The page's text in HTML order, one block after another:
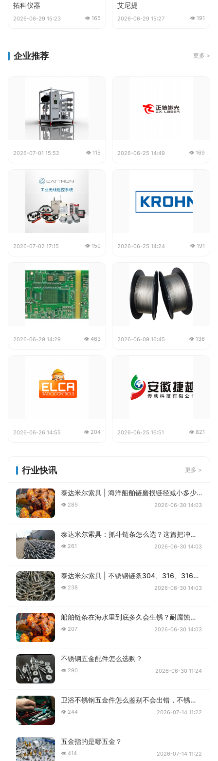
拓科仪器
2026-06-29 15:23 👁 165
艾尼提
2026-06-29 15:27 👁 191
企业推荐 更多 >
2026-07-01 15:52 👁 115 2026-06-25 14:49 👁 169
2026-07-02 17:15 👁 150 2026-06-25 14:24 👁 191
2026-06-29 14:29 👁 463 2026-06-09 16:45 👁 136
2026-06-26 14:55 👁 204 2026-06-25 16:51 👁 821
行业快讯 更多 >
泰达米尔索具 | 海洋船舶链磨损链径减小多少必须更换？
👁 289 2026-06-30 14:03
泰达米尔索具：抓斗链条怎么选？这篇把冲击系数、耐磨性、不锈钢都讲透了
👁 261 2026-06-30 14:03
泰达米尔索具 | 不锈钢链条304、316、316L哪个更耐腐蚀？一篇讲清楚
👁 238 2026-06-30 14:03
船舶链条在海水里到底多久会生锈？耐腐蚀性深度解答
👁 207 2026-06-30 14:03
不锈钢五金配件怎么选购？
👁 290 2026-06-30 11:24
卫浴不锈钢五金件怎么鉴别不会出错，不锈钢往往不好认？
👁 244 2026-07-14 11:22
五金指的是哪五金？
👁 414 2026-07-14 11:22